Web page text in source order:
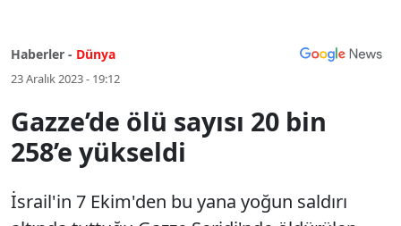
Haberler - Dünya
23 Aralık 2023 - 19:12
Gazze’de ölü sayısı 20 bin
258’e yükseldi
İsrail'in 7 Ekim'den bu yana yoğun saldırı